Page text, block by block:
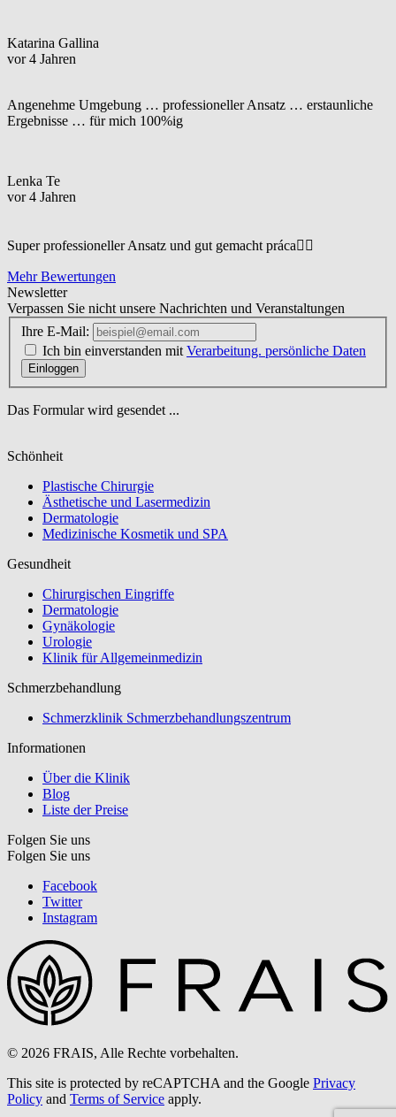
Katarina Gallina
vor 4 Jahren
Angenehme Umgebung … professioneller Ansatz … erstaunliche
Ergebnisse … für mich 100%ig
Lenka Te
vor 4 Jahren
Super professioneller Ansatz und gut gemacht práca☝🏼
Mehr Bewertungen
Newsletter
Verpassen Sie nicht unsere Nachrichten und Veranstaltungen
Ihre E-Mail:
Ich bin einverstanden mit Verarbeitung. persönliche Daten
Einloggen
Das Formular wird gesendet ...
Schönheit
Plastische Chirurgie
Ästhetische und Lasermedizin
Dermatologie
Medizinische Kosmetik und SPA
Gesundheit
Chirurgischen Eingriffe
Dermatologie
Gynäkologie
Urologie
Klinik für Allgemeinmedizin
Schmerzbehandlung
Schmerzklinik Schmerzbehandlungszentrum
Informationen
Über die Klinik
Blog
Liste der Preise
Folgen Sie uns
Folgen Sie uns
Facebook
Twitter
Instagram
© 2026 FRAIS, Alle Rechte vorbehalten.
This site is protected by reCAPTCHA and the Google Privacy
Policy and Terms of Service apply.